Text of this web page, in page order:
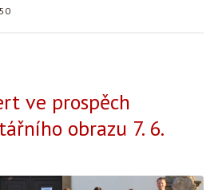
ve prospěch
obrazu 7. 6.